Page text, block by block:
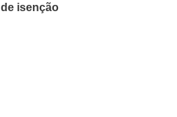
isenção